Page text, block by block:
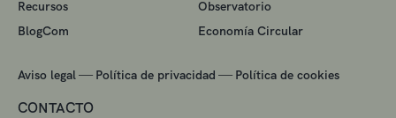
Recursos
Observatorio
BlogCom
Economía Circular
Aviso legal — Política de privacidad — Política de cookies
CONTACTO